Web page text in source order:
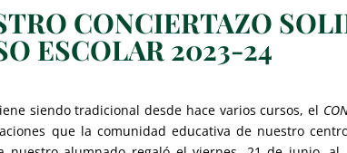
CONCIERTAZO
ESCOLAR 2023-24
siendo tradicional desde hace varios cursos, el
que la comunidad educativa de nuestro